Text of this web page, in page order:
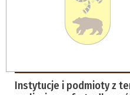
Instytucje i podmioty z